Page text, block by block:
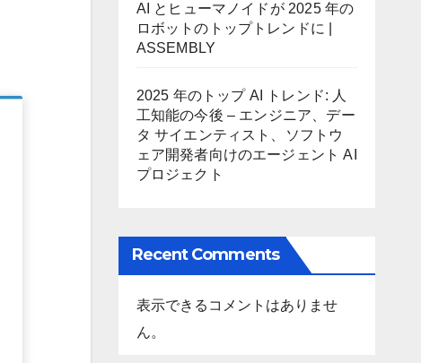
AI とヒューマノイドが 2025 年の
ロボットのトップトレンドに |
ASSEMBLY
2025 年のトップ AI トレンド: 人
工知能の今後 – エンジニア、デー
タ サイエンティスト、ソフトウ
ェア開発者向けのエージェント AI
プロジェクト
Recent Comments
表示できるコメントはありませ
ん。